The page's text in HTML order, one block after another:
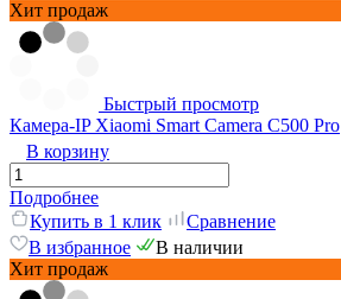
Хит продаж
Быстрый просмотр
Камера-IP Xiaomi Smart Camera C500 Pro
В корзину
Подробнее
Купить в 1 клик
Сравнение
В избранное
В наличии
Хит продаж